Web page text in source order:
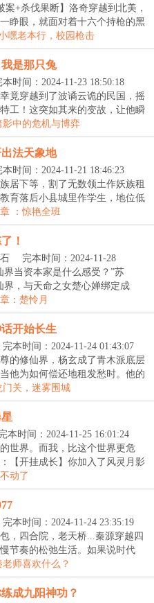
案+杀伐果断】洛奇穿越到北美，
睁眼，就面对着十六个持枪的黑
嘿老本行，校园枪击
是那只兔
本时间：2024-11-23 18:50:18
竟穿越到了波谲云诡的民国，摇
工！这突如其来的变故，让他瞬
影中的危机与博弈
法天象地
本时间：2024-11-21 18:46:23
居下等，割了无数领土作妖族租
育落后小县城里作学生，地位低
：惊艳全班
！
完本时间：2024-11-28
界当资本家是什么感受？”苏
界，与天命之女楚心婵绑定成
：楚怜月
开始长生
完本时间：2024-11-24 01:43:07
的修仙界，杨玄成了青木派底层
他为如何偿还地租发愁时。他的
门关，迷雾围城
本时间：2024-11-25 16:01:24
世界。而我，比这个世界更危
【开挂成长】你加入了风灵月影
动了
完本时间：2024-11-24 23:35:19
，四合院，老天桥...秦源穿越四
节奏的松弛生活。如果说时代
老师喜欢什么？
成九阳神功？